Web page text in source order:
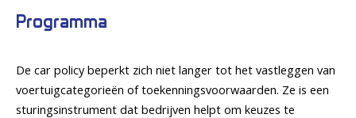
Programma
De car policy beperkt zich niet langer tot het vastleggen van
voertuigcategorieën of toekenningsvoorwaarden. Ze is een
sturingsinstrument dat bedrijven helpt om keuzes te